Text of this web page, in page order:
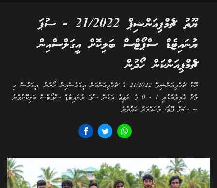
ޔޫތު ޗެމްޕިއަންޝިޕް 21/2022 - ސުޕަ
ޔުނައިޓެޑް ސްޕޯޓްސް ބަލިކޮށް އީގަލްސްއިން
ޗެމްޕިއަންކަން ހޯދުން
ޔޫތު ޗެމްޕިއަންޝިޕް 21/2022 ގެ ޗެމްޕިއަންކަން އީގަލްސްއިން ހޯދުން. އީގަލްސް މި
މެޗު ކާމިޔާބުކުރީ 1 - 0 ގެ ނަތީޖާ އަކުން ސުޕަ ޔުނައިޓެޑް ސްޕޯޓްސް ބަލިކޮށްގެން
-- ސަން ފޮޓޯ/ މުހައްމަދު ހައްޔާން